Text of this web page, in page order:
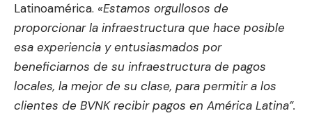
Latinoamérica. «Estamos orgullosos de
proporcionar la infraestructura que hace posible
esa experiencia y entusiasmados por
beneficiarnos de su infraestructura de pagos
locales, la mejor de su clase, para permitir a los
clientes de BVNK recibir pagos en América Latina”.